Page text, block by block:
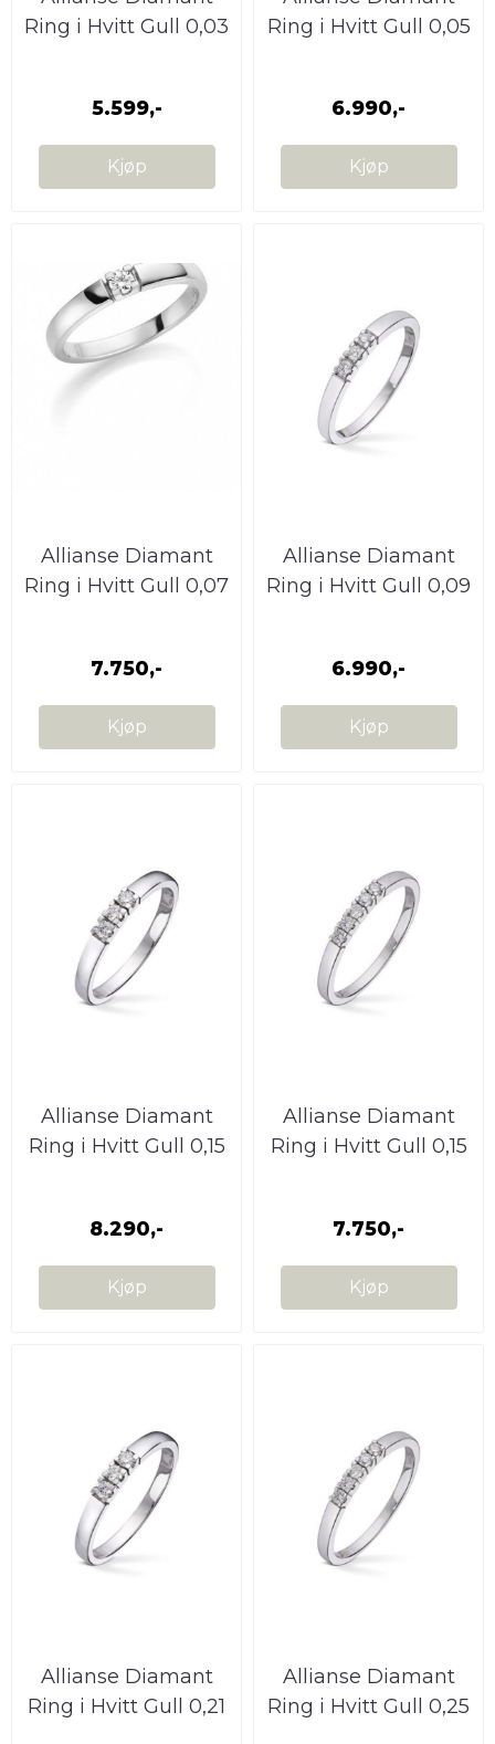
Ring i Hvitt Gull 0,03
5.599,-
Kjøp
Ring i Hvitt Gull 0,05
6.990,-
Kjøp
Allianse Diamant
Ring i Hvitt Gull 0,07
7.750,-
Kjøp
Allianse Diamant
Ring i Hvitt Gull 0,09
6.990,-
Kjøp
Allianse Diamant
Ring i Hvitt Gull 0,15
8.290,-
Kjøp
Allianse Diamant
Ring i Hvitt Gull 0,15
7.750,-
Kjøp
Allianse Diamant
Ring i Hvitt Gull 0,21
Allianse Diamant
Ring i Hvitt Gull 0,25